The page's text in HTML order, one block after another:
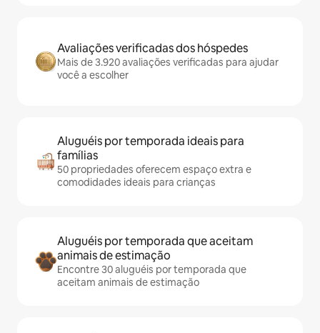
Avaliações verificadas dos hóspedes
Mais de 3.920 avaliações verificadas para ajudar
você a escolher
Aluguéis por temporada ideais para
famílias
50 propriedades oferecem espaço extra e
comodidades ideais para crianças
Aluguéis por temporada que aceitam
animais de estimação
Encontre 30 aluguéis por temporada que
aceitam animais de estimação